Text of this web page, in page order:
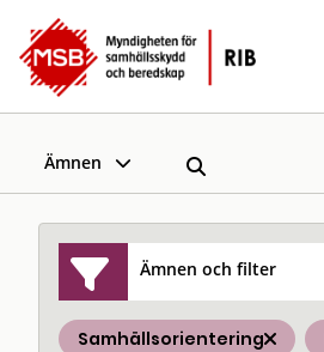
Ämnen
Ämnen och filter
Samhällsorientering